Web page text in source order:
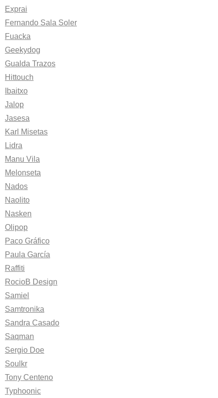
Exprai
Fernando Sala Soler
Fuacka
Geekydog
Gualda Trazos
Hittouch
Ibaitxo
Jalop
Jasesa
Karl Misetas
Lidra
Manu Vila
Melonseta
Nados
Naolito
Nasken
Olipop
Paco Gráfico
Paula García
Raffiti
RocioB Design
Samiel
Samtronika
Sandra Casado
Saqman
Sergio Doe
Soulkr
Tony Centeno
Typhoonic